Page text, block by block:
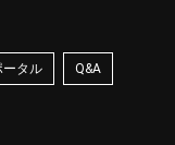
ータル Q&A